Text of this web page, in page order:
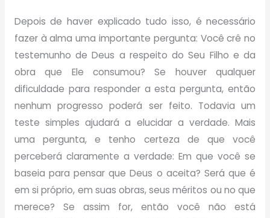
Depois de haver explicado tudo isso, é necessário
fazer à alma uma importante pergunta: Você crê no
testemunho de Deus a respeito do Seu Filho e da
obra que Ele consumou? Se houver qualquer
dificuldade para responder a esta pergunta, então
nenhum progresso poderá ser feito. Todavia um
teste simples ajudará a elucidar a verdade. Mais
uma pergunta, e tenho certeza de que você
perceberá claramente a verdade: Em que você se
baseia para pensar que Deus o aceita? Será que é
em si próprio, em suas obras, seus méritos ou no que
merece? Se assim for, então você não está